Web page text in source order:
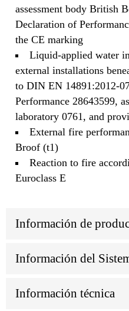
assessment body British
Declaration of
the CE marking
Liquid-applied water
external installations
to DIN EN 14891:2012-
Performance 28643599,
laboratory 0761, and
External fire
Broof (t1)
Reaction to fire
Euroclass E
Información de
Información del
Información técnica